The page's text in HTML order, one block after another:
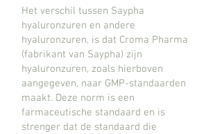
Het verschil tussen Saypha
hyaluronzuren en andere
hyaluronzuren, is dat Croma Pharma
(fabrikant van Saypha) zijn
hyaluronzuren, zoals hierboven
aangegeven, naar GMP-standaarden
maakt. Deze norm is een
farmaceutische standaard en is
strenger dat de standaard die